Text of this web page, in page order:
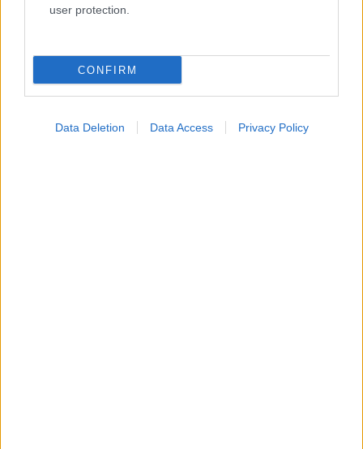
user protection.
CONFIRM
Data Deletion Data Access Privacy Policy